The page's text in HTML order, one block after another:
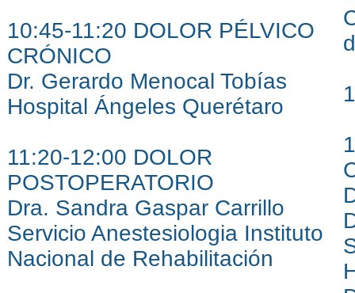
10:45-11:20 DOLOR PÉLVICO
CRÓNICO
Dr. Gerardo Menocal Tobías
Hospital Ángeles Querétaro
11:20-12:00 DOLOR
POSTOPERATORIO
Dra. Sandra Gaspar Carrillo
Servicio Anestesiologia Instituto
Nacional de Rehabilitación